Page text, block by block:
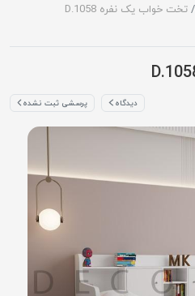
تخت خواب یک نفره D.1058
دیدگاه پرسشی ثبت نشده